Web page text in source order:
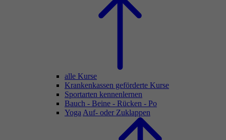
alle Kurse
Krankenkassen geförderte Kurse
Sportarten kennenlernen
Bauch - Beine - Rücken - Po
Yoga Auf- oder Zuklappen